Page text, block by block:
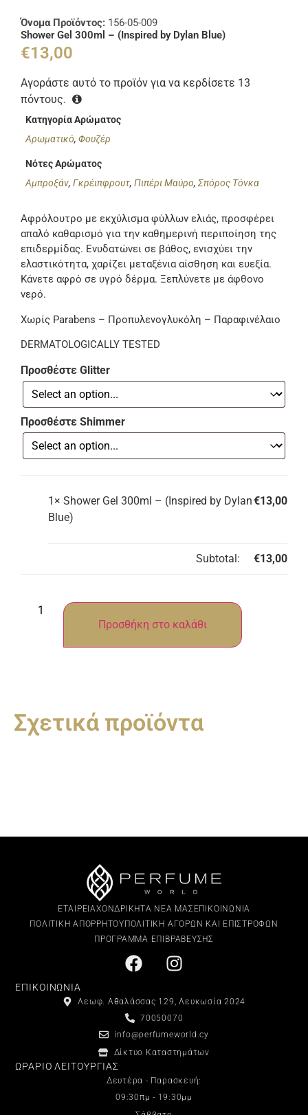
Όνομα Προϊόντος: 156-05-009
Shower Gel 300ml – (Inspired by Dylan Blue)
€13,00
Αγοράστε αυτό το προϊόν για να κερδίσετε 13
πόντους.
Κατηγορία Αρώματος
Αρωματικό,Φουζέρ
Νότες Αρώματος
Αμπροξάν,Γκρέιπφρουτ,Πιπέρι Μαύρο,Σπόρος Τόνκα
Αφρόλουτρο με εκχύλισμα φύλλων ελιάς, προσφέρει
απαλό καθαρισμό για την καθημερινή περιποίηση της
επιδερμίδας. Ενυδατώνει σε βάθος, ενισχύει την
ελαστικότητα, χαρίζει μεταξένια αίσθηση και ευεξία.
Kάνετε αφρό σε υγρό δέρμα. Ξεπλύνετε με άφθονο
νερό.
Χωρίς Parabens – Προπυλενογλυκόλη – Παραφινέλαιο
DERMATOLOGICALLY TESTED
Προσθέστε Glitter
Προσθέστε Shimmer
1× Shower Gel 300ml – (Inspired by Dylan
Blue)
€13,00
Subtotal: €13,00
Προσθήκη στο καλάθι
Σχετικά προϊόντα
ΕΤΑΙΡΕΙΑΧΟΝΔΡΙΚΗΤΑ ΝΕΑ ΜΑΣ ΕΠΙΚΟΙΝΩΝΙΑ
ΠΟΛΙΤΙΚΗ ΑΠΟΡΡΗΤΟΥΠΟΛΙΤΙΚΗ ΑΓΟΡΩΝ ΚΑΙ ΕΠΙΣΤΡΟΦΩΝ
ΠΡΟΓΡΑΜΜΑ ΕΠΙΒΡΑΒΕΥΣΗΣ
ΕΠΙΚΟΙΝΩΝΙΑ
Λεωφ. Αθαλάσσας 129, Λευκωσία 2024
70050070
info@perfumeworld.cy
Δίκτυο Καταστημάτων
ΩΡΑΡΙΟ ΛΕΙΤΟΥΡΓΙΑΣ
Δευτέρα - Παρασκευή:
09:30πμ - 19:30μμ